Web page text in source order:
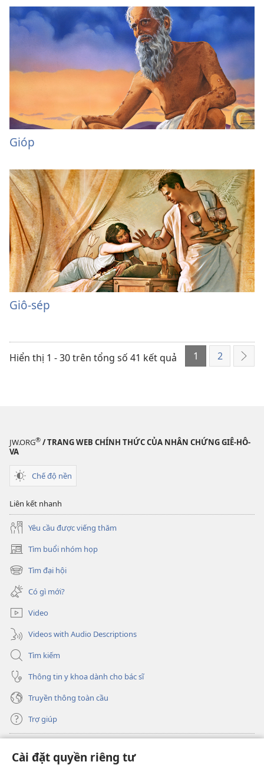
Cài đặt quyền riêng tư
Gióp
Giô-sép
Hiển thị 1 - 30 trên tổng số 41 kết quả 1 2
Tiếp
JW.ORG® / TRANG WEB CHÍNH THỨC CỦA NHÂN CHỨNG GIÊ-HÔ-
VA
Chế độ nền
Liên kết nhanh
Yêu cầu được viếng thăm
Tìm buổi nhóm họp
(mở
cửa
sổ
mới)
Tìm đại hội
(mở
cửa
sổ
mới)
Có gì mới?
Video
Videos with Audio Descriptions
Tìm kiếm
Thông tin y khoa dành cho bác sĩ
Truyền thông toàn cầu
Trợ giúp
(mở